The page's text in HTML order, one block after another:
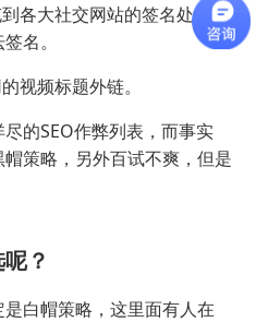
各大社交网站的签名处，诸
名。
视频标题外链。
的SEO作弊列表，而事实
策略，另外百试不爽，但是
？
白帽策略，这里面有人在